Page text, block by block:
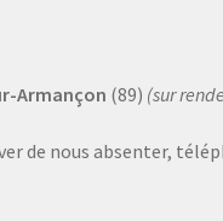
Armançon (89) (sur
de nous absenter,